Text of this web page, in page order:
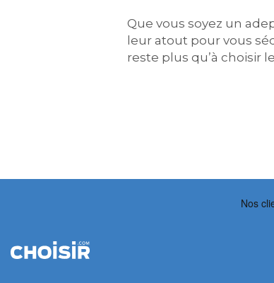
Que vous soyez un
leur atout pour vous
reste plus qu’à choisir